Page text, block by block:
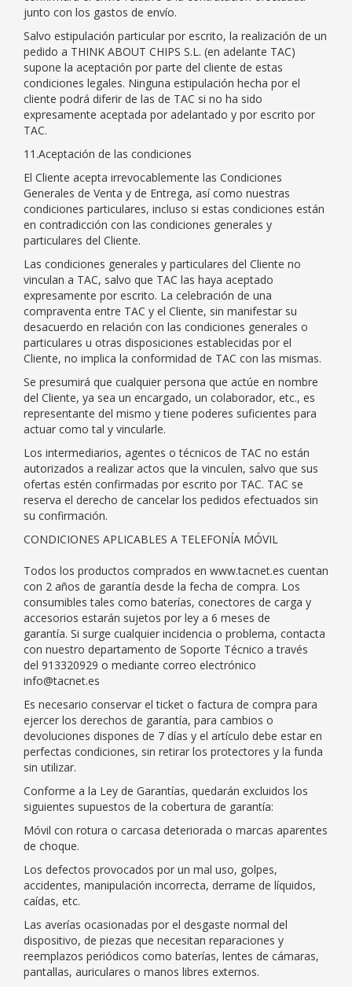
junto con los gastos de envío.
Salvo estipulación particular por escrito, la realización de un
pedido a THINK ABOUT CHIPS S.L. (en adelante TAC)
supone la aceptación por parte del cliente de estas
condiciones legales. Ninguna estipulación hecha por el
cliente podrá diferir de las de TAC si no ha sido
expresamente aceptada por adelantado y por escrito por
TAC.
11.Aceptación de las condiciones
El Cliente acepta irrevocablemente las Condiciones
Generales de Venta y de Entrega, así como nuestras
condiciones particulares, incluso si estas condiciones están
en contradicción con las condiciones generales y
particulares del Cliente.
Las condiciones generales y particulares del Cliente no
vinculan a TAC, salvo que TAC las haya aceptado
expresamente por escrito. La celebración de una
compraventa entre TAC y el Cliente, sin manifestar su
desacuerdo en relación con las condiciones generales o
particulares u otras disposiciones establecidas por el
Cliente, no implica la conformidad de TAC con las mismas.
Se presumirá que cualquier persona que actúe en nombre
del Cliente, ya sea un encargado, un colaborador, etc., es
representante del mismo y tiene poderes suficientes para
actuar como tal y vincularle.
Los intermediarios, agentes o técnicos de TAC no están
autorizados a realizar actos que la vinculen, salvo que sus
ofertas estén confirmadas por escrito por TAC. TAC se
reserva el derecho de cancelar los pedidos efectuados sin
su confirmación.
CONDICIONES APLICABLES A TELEFONÍA MÓVIL
Todos los productos comprados en www.tacnet.es cuentan
con 2 años de garantía desde la fecha de compra. Los
consumibles tales como baterías, conectores de carga y
accesorios estarán sujetos por ley a 6 meses de
garantía. Si surge cualquier incidencia o problema, contacta
con nuestro departamento de Soporte Técnico a través
del 913320929 o mediante correo electrónico
info@tacnet.es
Es necesario conservar el ticket o factura de compra para
ejercer los derechos de garantía, para cambios o
devoluciones dispones de 7 días y el artículo debe estar en
perfectas condiciones, sin retirar los protectores y la funda
sin utilizar.
Conforme a la Ley de Garantías, quedarán excluidos los
siguientes supuestos de la cobertura de garantía:
Móvil con rotura o carcasa deteriorada o marcas aparentes
de choque.
Los defectos provocados por un mal uso, golpes,
accidentes, manipulación incorrecta, derrame de líquidos,
caídas, etc.
Las averías ocasionadas por el desgaste normal del
dispositivo, de piezas que necesitan reparaciones y
reemplazos periódicos como baterías, lentes de cámaras,
pantallas, auriculares o manos libres externos.